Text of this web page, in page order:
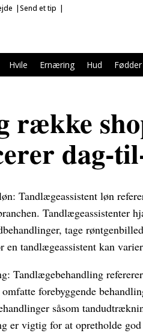
Send et tip
Hvile Ernæring Hud Fødder
række
dag-
Tandlægeassistent løn
Tandlægeassistenter
tage
en tandlægeassistent kan
Tandlægebehandling
forebyggende
såsom
er vigtig for at opretholde